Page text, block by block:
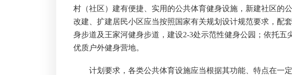
村（社区）建有便捷、实用的公共体育健身设施，新建社区的
改建、扩建居民小区应当按照国家有关规划设计规范要求，配
身步道及王家河健身步道，建设2-3处示范性健身公园；依托五
优质户外健身营地。
计划要求，各类公共体育设施应当根据其功能、特点在一